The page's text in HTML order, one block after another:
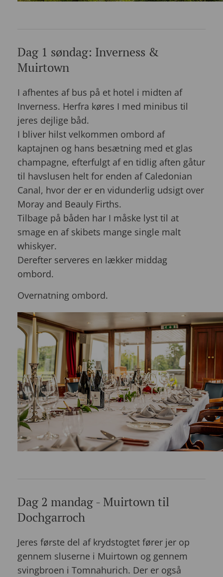
Dag 1 søndag: Inverness &
Muirtown
I afhentes af bus på et hotel i midten af
Inverness. Herfra køres I med minibus til
jeres dejlige båd.
I bliver hilst velkommen ombord af
kaptajnen og hans besætning med et glas
champagne, efterfulgt af en tidlig aften gåtur
til havslusen helt for enden af Caledonian
Canal, hvor der er en vidunderlig udsigt over
Moray and Beauly Firths.
Tilbage på båden har I måske lyst til at
smage en af skibets mange single malt
whiskyer.
Derefter serveres en lækker middag
ombord.
Overnatning ombord.
Dag 2 mandag - Muirtown til
Dochgarroch
Jeres første del af krydstogtet fører jer op
gennem sluserne i Muirtown og gennem
svingbroen i Tomnahurich. Der er også